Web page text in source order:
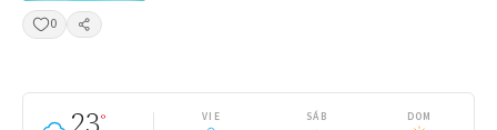
0
Compartir
° VIE SÁB DOM